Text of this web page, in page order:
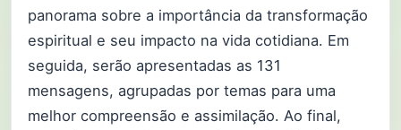
panorama sobre a importância da transformação
espiritual e seu impacto na vida cotidiana. Em
seguida, serão apresentadas as 131
mensagens, agrupadas por temas para uma
melhor compreensão e assimilação. Ao final,